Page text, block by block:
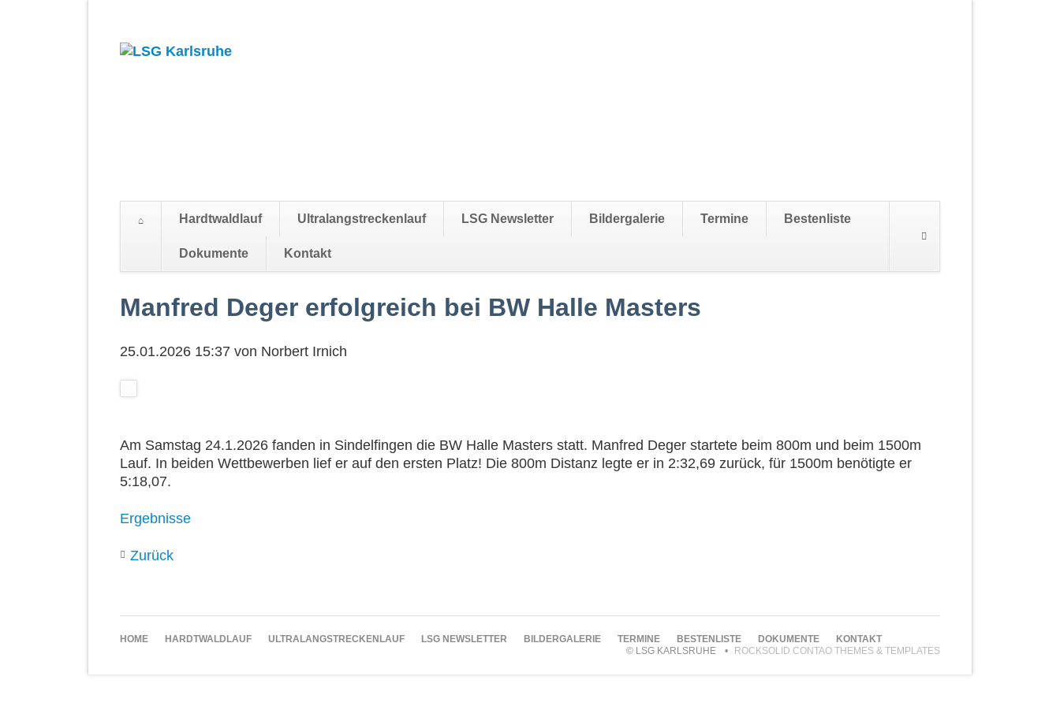
überspringen
Hardtwaldlauf Ultralangstreckenlauf LSG Newsletter Bildergalerie Termine Bestenliste
Dokumente Kontakt
überspringen
Manfred Deger erfolgreich bei BW Halle Masters
25.01.2026 15:37 von Norbert Irnich
Am Samstag 24.1.2026 fanden in Sindelfingen die BW Halle Masters statt. Manfred Deger startete beim 800m und beim 1500m
Lauf. In beiden Wettbewerben lief er auf den ersten Platz! Die 800m Distanz legte er in 2:32,69 zurück, für 1500m benötigte er
5:18,07.
Ergebnisse
Zurück
NAVIGATION
HOME HARDTWALDLAUF ULTRALANGSTRECKENLAUF LSG NEWSLETTER BILDERGALERIE TERMINE BESTENLISTE DOKUMENTE
KONTAKT
© LSG KARLSRUHE
ROCKSOLID CONTAO THEMES & TEMPLATES